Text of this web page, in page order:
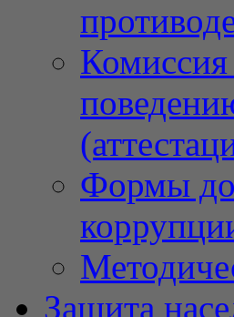
Формы
Защита